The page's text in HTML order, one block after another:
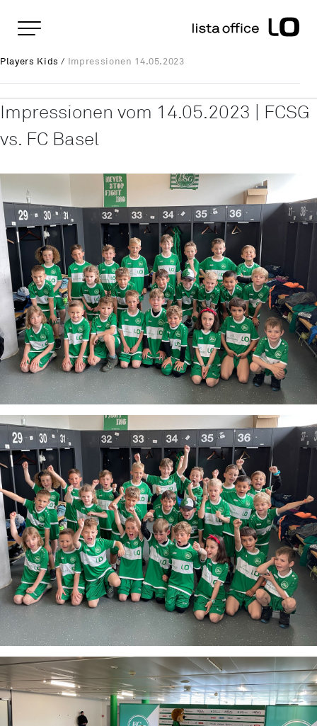
Impressionen 14.05.2023
Home
Kontakt
Metanavigation
Rootline Navigation
Players Kids / Impressionen 14.05.2023
Impressionen vom 14.05.2023 | FCSG
vs. FC Basel